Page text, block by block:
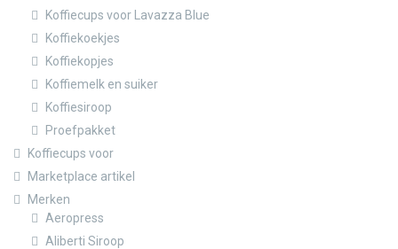
Koffiecups voor Lavazza Blue
Koffiekoekjes
Koffiekopjes
Koffiemelk en suiker
Koffiesiroop
Proefpakket
Koffiecups voor
Marketplace artikel
Merken
Aeropress
Aliberti Siroop